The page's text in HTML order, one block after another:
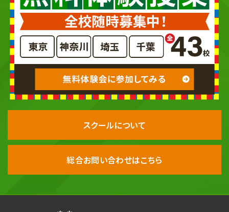
スクールについて
総合お問い合わせはこちら